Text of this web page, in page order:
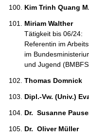
Kim Trinh Quang
Miriam Walther
Tätigkeit bis 06/24:
Referentin im
im
und Jugend
Thomas Domnick
Dipl.-Vw. (Univ.)
Dr.  Susanne
Dr.  Oliver Müller